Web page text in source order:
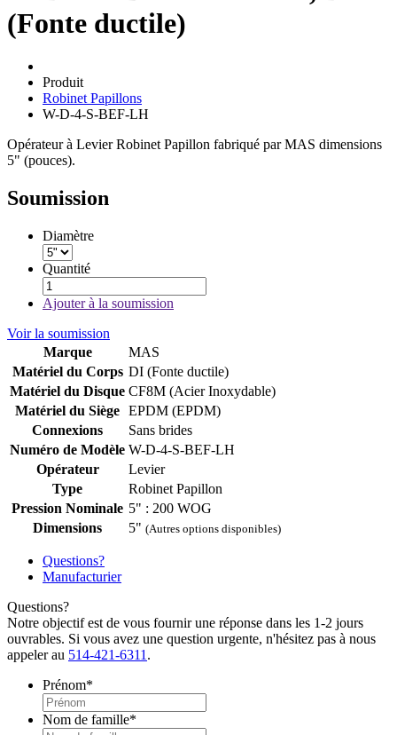
(Fonte ductile)
Produit
Robinet Papillons
W-D-4-S-BEF-LH
Opérateur à Levier Robinet Papillon fabriqué par MAS dimensions
5" (pouces).
Soumission
Diamètre
Quantité
Ajouter à la soumission
Voir la soumission
Marque
MAS
Matériel du Corps DI (Fonte ductile)
Matériel du Disque CF8M (Acier Inoxydable)
Matériel du Siège EPDM (EPDM)
Connexions
Sans brides
Numéro de Modèle W-D-4-S-BEF-LH
Opérateur
Levier
Type
Robinet Papillon
Pression Nominale 5" : 200 WOG
Dimensions
5" (Autres options disponibles)
Questions?
Manufacturier
Questions?
Notre objectif est de vous fournir une réponse dans les 1-2 jours
ouvrables. Si vous avez une question urgente, n'hésitez pas à nous
appeler au 514-421-6311 .
Prénom*
Nom de famille*